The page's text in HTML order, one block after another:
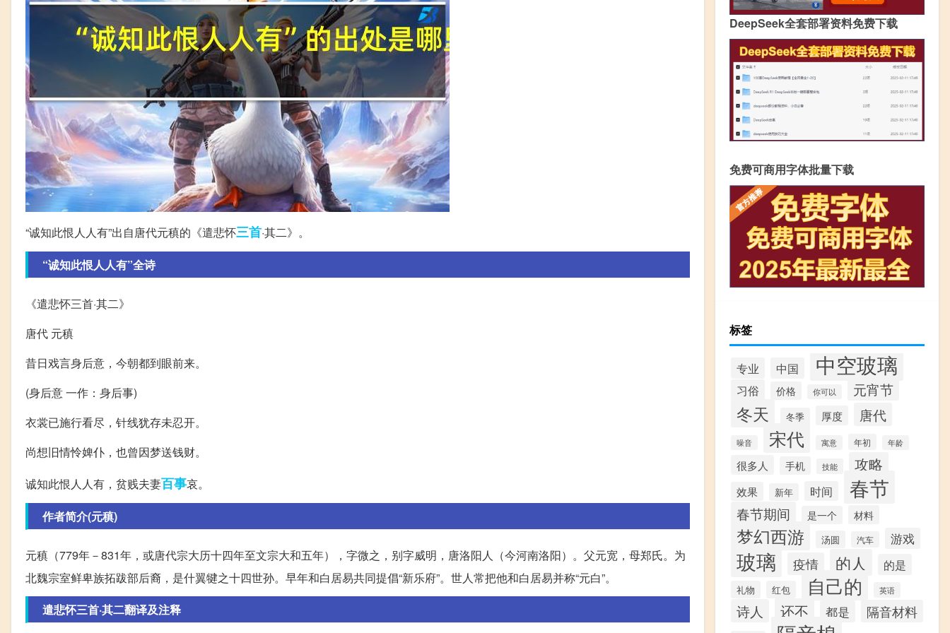
“诚知此恨人人有”出自唐代元稹的《遣悲怀三首·其二》。
“诚知此恨人人有”全诗
《遣悲怀三首·其二》
唐代 元稹
昔日戏言身后意，今朝都到眼前来。
(身后意 一作：身后事)
衣裳已施行看尽，针线犹存未忍开。
尚想旧情怜婢仆，也曾因梦送钱财。
诚知此恨人人有，贫贱夫妻百事哀。
作者简介(元稹)
元稹（779年－831年，或唐代宗大历十四年至文宗大和五年），字微之，别字威明，唐洛阳人（今河南洛阳）。父元宽，母郑氏。为
北魏宗室鲜卑族拓跋部后裔，是什翼犍之十四世孙。早年和白居易共同提倡“新乐府”。世人常把他和白居易并称“元白”。
遣悲怀三首·其二翻译及注释
DeepSeek全套部署资料免费下载
免费可商用字体批量下载
标签
专业 中国 中空玻璃
习俗 价格 你可以 元宵节
冬天 冬季 厚度 唐代
噪音 宋代 寓意 年初 年龄
很多人 手机 技能 攻略
效果 新年 时间 春节
春节期间 是一个 材料
梦幻西游 汤圆 汽车 游戏
玻璃 疫情 的人 的是
礼物 红包 自己的 英语
诗人 还不 都是 隔音材料